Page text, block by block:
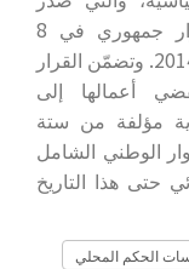
بتشكيلها قرار جمهوري في 8
آذار/مارس 2014. وتضمّن القرار
أعمالها إلى
مؤلفة من ستة
الوطني الشامل
حتى هذا التاريخ
الحكم المحلي